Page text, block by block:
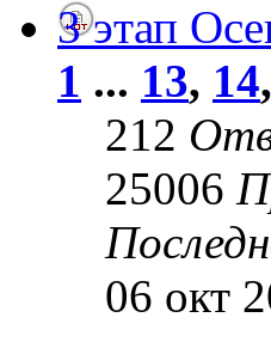
3 этап
1 ... 13, 14,
212
25006
06 окт